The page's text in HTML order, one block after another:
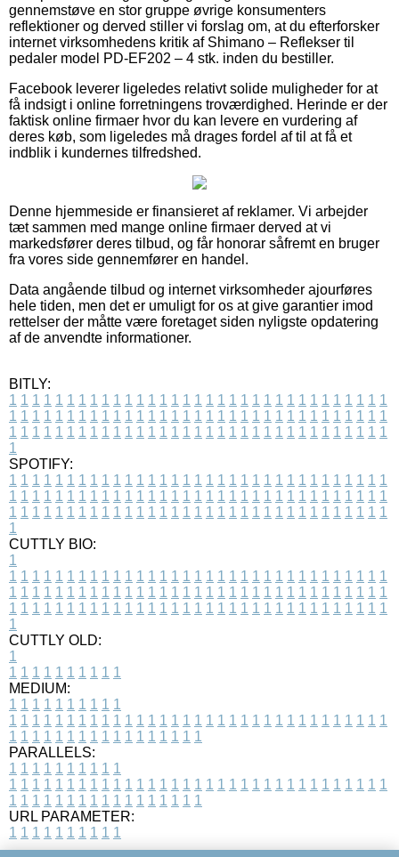
gennemstøve en stor gruppe øvrige konsumenters
reflektioner og derved stiller vi forslag om, at du efterforsker
internet virksomhedens kritik af Shimano – Reflekser til
pedaler model PD-EF202 – 4 stk. inden du bestiller.
Facebook leverer ligeledes relativt solide muligheder for at
få indsigt i online forretningens troværdighed. Herinde er der
faktisk online firmaer hvor du kan levere en vurdering af
deres køb, som ligeledes må drages fordel af til at få et
indblik i kundernes tilfredshed.
Denne hjemmeside er finansieret af reklamer. Vi arbejder
tæt sammen med mange online firmaer derved at vi
markedsfører deres tilbud, og får honorar såfremt en bruger
fra vores side gennemfører en handel.
Data angående tilbud og internet virksomheder ajourføres
hele tiden, men det er umuligt for os at give garantier imod
rettelser der måtte være foretaget siden nyligste opdatering
af de anvendte informationer.
BITLY:
1 1 1 1 1 1 1 1 1 1 1 1 1 1 1 1 1 1 1 1 1 1 1 1 1 1 1 1 1 1 1 1 1
1 1 1 1 1 1 1 1 1 1 1 1 1 1 1 1 1 1 1 1 1 1 1 1 1 1 1 1 1 1 1 1 1
1 1 1 1 1 1 1 1 1 1 1 1 1 1 1 1 1 1 1 1 1 1 1 1 1 1 1 1 1 1 1 1 1
1
SPOTIFY:
1 1 1 1 1 1 1 1 1 1 1 1 1 1 1 1 1 1 1 1 1 1 1 1 1 1 1 1 1 1 1 1 1
1 1 1 1 1 1 1 1 1 1 1 1 1 1 1 1 1 1 1 1 1 1 1 1 1 1 1 1 1 1 1 1 1
1 1 1 1 1 1 1 1 1 1 1 1 1 1 1 1 1 1 1 1 1 1 1 1 1 1 1 1 1 1 1 1 1
1
CUTTLY BIO:
1
1 1 1 1 1 1 1 1 1 1 1 1 1 1 1 1 1 1 1 1 1 1 1 1 1 1 1 1 1 1 1 1 1
1 1 1 1 1 1 1 1 1 1 1 1 1 1 1 1 1 1 1 1 1 1 1 1 1 1 1 1 1 1 1 1 1
1 1 1 1 1 1 1 1 1 1 1 1 1 1 1 1 1 1 1 1 1 1 1 1 1 1 1 1 1 1 1 1 1
1
CUTTLY OLD:
1
1 1 1 1 1 1 1 1 1 1
MEDIUM:
1 1 1 1 1 1 1 1 1 1
1 1 1 1 1 1 1 1 1 1 1 1 1 1 1 1 1 1 1 1 1 1 1 1 1 1 1 1 1 1 1 1 1
1 1 1 1 1 1 1 1 1 1 1 1 1 1 1 1 1
PARALLELS:
1 1 1 1 1 1 1 1 1 1
1 1 1 1 1 1 1 1 1 1 1 1 1 1 1 1 1 1 1 1 1 1 1 1 1 1 1 1 1 1 1 1 1
1 1 1 1 1 1 1 1 1 1 1 1 1 1 1 1 1
URL PARAMETER:
1 1 1 1 1 1 1 1 1 1